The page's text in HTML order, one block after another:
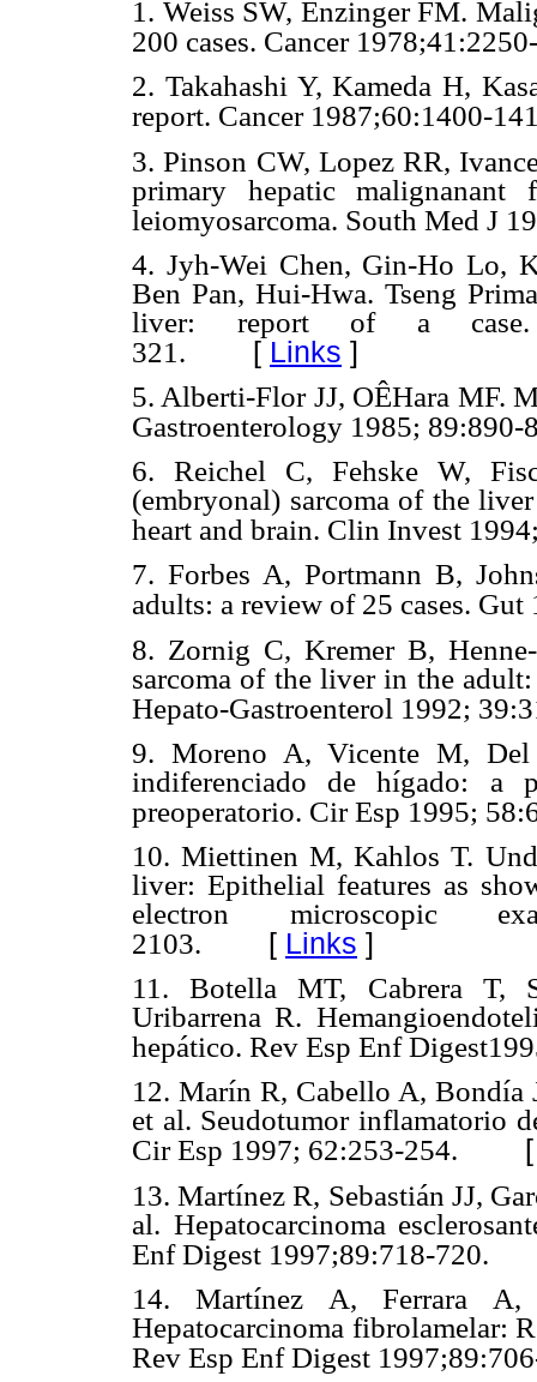
1. Weiss SW, Enzinger FM.
200 cases. Cancer
2. Takahashi Y, Kameda H,
report. Cancer 1987;60:1400-
3. Pinson CW, Lopez RR,
primary hepatic malignanant
leiomyosarcoma. South Med J
4. Jyh-Wei Chen, Gin-Ho Lo,
Ben Pan, Hui-Hwa. Tseng
liver: report of a case.
321. [ Links ]
5. Alberti-Flor JJ, OÊHara MF.
Gastroenterology 1985; 89:890-
6. Reichel C, Fehske W,
(embryonal) sarcoma of the
heart and brain. Clin Invest
7. Forbes A, Portmann B,
adults: a review of 25 cases.
8. Zornig C, Kremer B,
sarcoma of the liver in the
Hepato-Gastroenterol 1992;
9. Moreno A, Vicente M, Del
indiferenciado de hígado: a
preoperatorio. Cir Esp 1995;
10. Miettinen M, Kahlos T.
liver: Epithelial features as
electron microscopic
2103. [ Links ]
11. Botella MT, Cabrera T,
Uribarrena R.
hepático. Rev Esp Enf
12. Marín R, Cabello A, Bondía
et al. Seudotumor inflamatorio
Cir Esp 1997; 62:253-254.
13. Martínez R, Sebastián JJ,
al. Hepatocarcinoma
Enf Digest 1997;89:718-720.
14. Martínez A, Ferrara
Hepatocarcinoma fibrolamelar:
Rev Esp Enf Digest